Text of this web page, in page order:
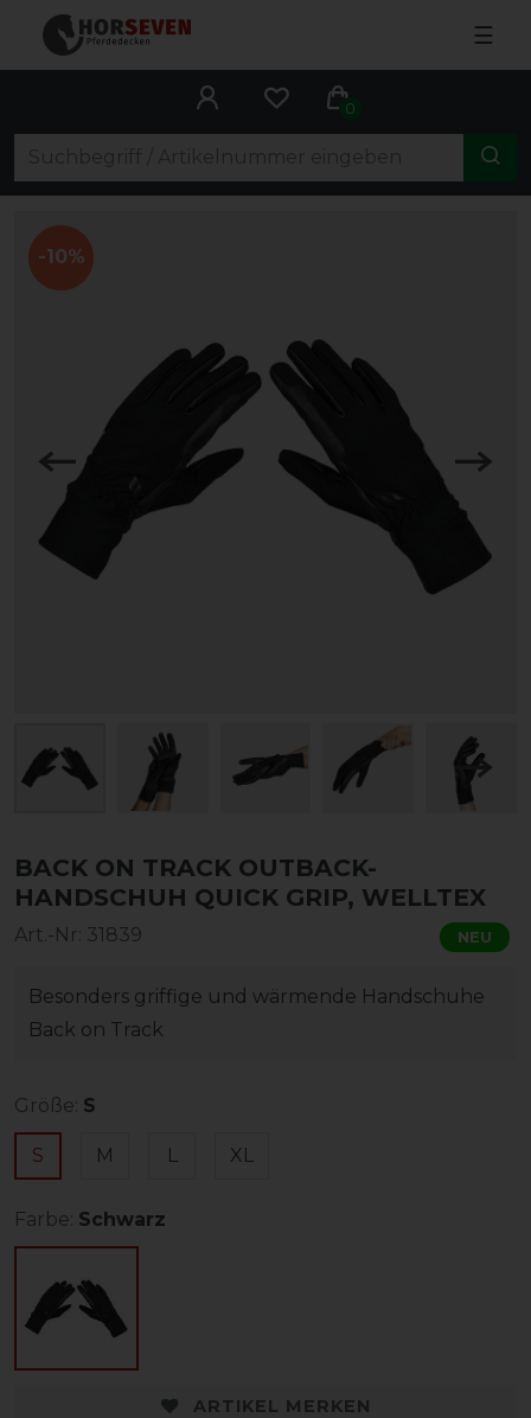
☰
0
-10%
BACK ON TRACK OUTBACK-
HANDSCHUH QUICK GRIP, WELLTEX
Art.-Nr: 31839 NEU
Besonders griffige und wärmende Handschuhe
Back on Track
Größe: S
S M L XL
Farbe: Schwarz
ARTIKEL MERKEN